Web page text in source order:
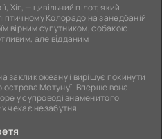
Хіг, — цивільний пілот, який
Колорадо на занедбаній
вірним супутником, собакою
але відданим
заклик океану і вирішує покинути
острова Мотунуї. Вперше вона
у супроводі знаменитого
чекає незабутня